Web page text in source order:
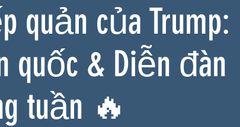
của Trump:
quốc & Diễn đàn
tuần 🔥